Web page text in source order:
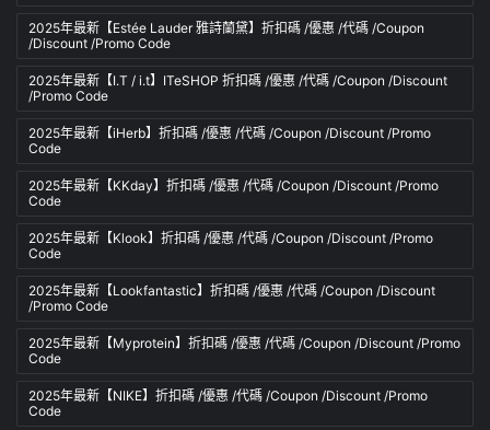
2025年最新【Estée Lauder 雅詩蘭黛】折扣碼 /優惠 /代碼 /Coupon
/Discount /Promo Code
2025年最新【I.T / i.t】ITeSHOP 折扣碼 /優惠 /代碼 /Coupon /Discount
/Promo Code
2025年最新【iHerb】折扣碼 /優惠 /代碼 /Coupon /Discount /Promo
Code
2025年最新【KKday】折扣碼 /優惠 /代碼 /Coupon /Discount /Promo
Code
2025年最新【Klook】折扣碼 /優惠 /代碼 /Coupon /Discount /Promo
Code
2025年最新【Lookfantastic】折扣碼 /優惠 /代碼 /Coupon /Discount
/Promo Code
2025年最新【Myprotein】折扣碼 /優惠 /代碼 /Coupon /Discount /Promo
Code
2025年最新【NIKE】折扣碼 /優惠 /代碼 /Coupon /Discount /Promo
Code